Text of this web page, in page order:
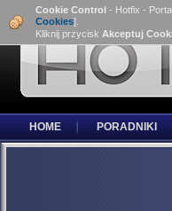
Cookie Control - Hotfix -
Cookies].
Kliknij przycisk Akceptuj
HOME PORADNIKI